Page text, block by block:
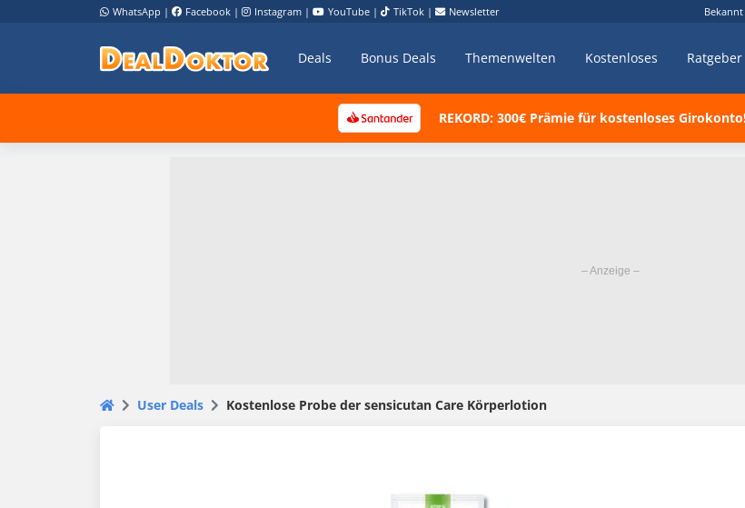
WhatsApp | Facebook | Instagram | YouTube | TikTok | Newsletter Bekannt
Deals Bonus Deals Themenwelten Kostenloses Ratgeber
REKORD: 300€ Prämie für kostenloses
User Deals Kostenlose Probe der sensicutan Care Körperlotion